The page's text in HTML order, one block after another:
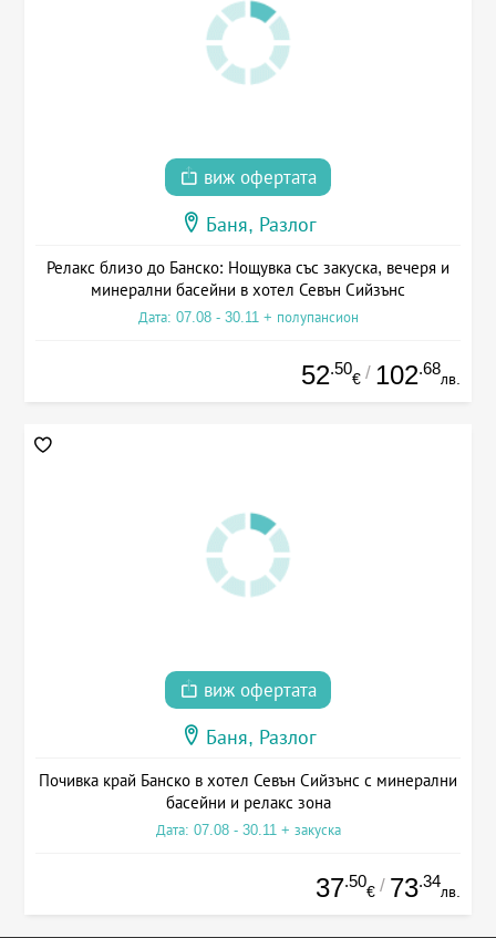
виж офертата
Баня, Разлог
Релакс близо до Банско: Нощувка със закуска, вечеря и
минерални басейни в хотел Севън Сийзънс
Дата: 07.08 - 30.11 + полупансион
52.50
€ / 102.68
лв.
виж офертата
Баня, Разлог
Почивка край Банско в хотел Севън Сийзънс с минерални
басейни и релакс зона
Дата: 07.08 - 30.11 + закуска
37.50
€ / 73.34
лв.